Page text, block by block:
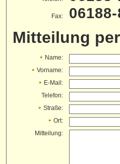
Fax:
Mitteilung
Name:
Vorname:
E-Mail:
Telefon:
Straße:
Ort:
Mitteilung: